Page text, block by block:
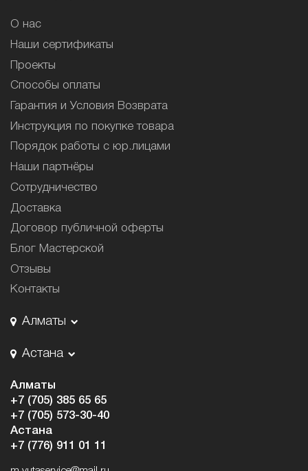
О нас
Наши сертификаты
Проекты
Способы оплаты
Гарантия и Условия Возврата
Инструкция по покупке товара
Порядок работы с юр.лицами
Наши партнёры
Сотрудничество
Доставка
Договор публичной оферты
Блог Мастерской
Отзывы
Контакты
Алматы
Астана
Алматы
+7 (705) 385 65 65
+7 (705) 573-30-40
Астана
+7 (776) 911 01 11